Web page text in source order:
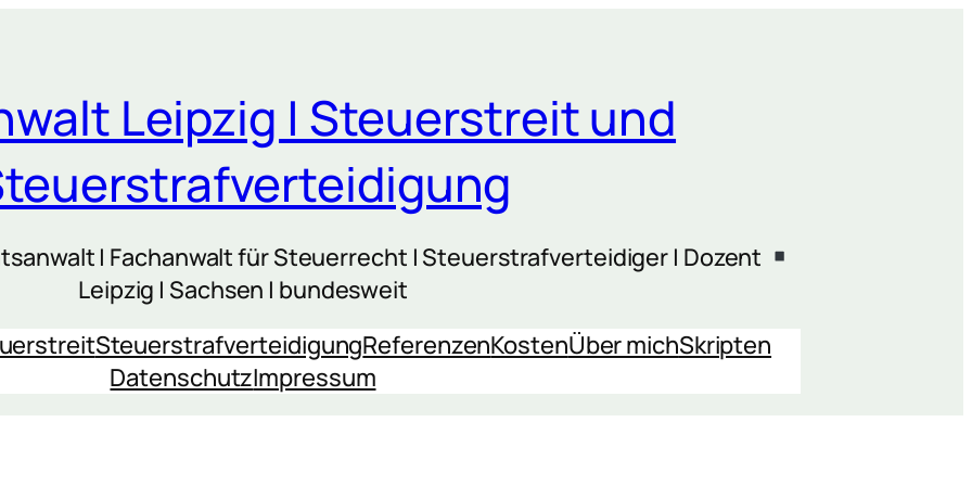
Leipzig | Steuerstreit und
| Fachanwalt für Steuerrecht | Steuerstrafverteidiger | Dozent
Leipzig | Sachsen | bundesweit
SteuerstrafverteidigungReferenzenKostenÜber michSkripten
DatenschutzImpressum